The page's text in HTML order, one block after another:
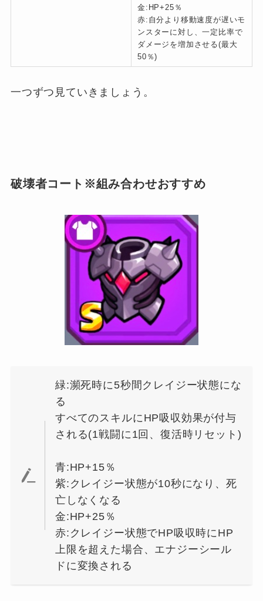
金:HP+25％
赤:自分より移動速度が遅いモ
ンスターに対し、一定比率で
ダメージを増加させる(最大
50％)
一つずつ見ていきましょう。
破壊者コート※組み合わせおすすめ
緑:瀕死時に5秒間クレイジー状態にな
る
すべてのスキルにHP吸収効果が付与
される(1戦闘に1回、復活時リセット)
青:HP+15％
紫:クレイジー状態が10秒になり、死
亡しなくなる
金:HP+25％
赤:クレイジー状態でHP吸収時にHP
上限を超えた場合、エナジーシール
ドに変換される